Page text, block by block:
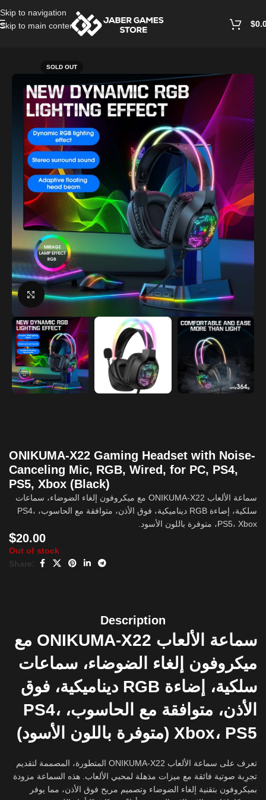
Skip to navigation
Skip to main content
$
SOLD OUT
Click to enlarge
ONIKUMA-X22 Gaming Headset with Noise-
Canceling Mic, RGB, Wired, for PC, PS4,
PS5, Xbox (Black)
سماعة الألعاب ONIKUMA-X22 مع ميكروفون إلغاء الضوضاء، سماعات
سلكية، إضاءة RGB ديناميكية، فوق الأذن، متوافقة مع الحاسوب، PS4،
PS5، Xbox، متوفرة باللون الأسود.
$20.00
Out of stock
Share:
Description
سماعة الألعاب ONIKUMA-X22 مع
ميكروفون إلغاء الضوضاء، سماعات
سلكية، إضاءة RGB ديناميكية، فوق
الأذن، متوافقة مع الحاسوب، PS4،
Xbox، PS5 (متوفرة باللون الأسود)
تعرف على سماعة الألعاب ONIKUMA-X22 المتطورة، المصممة لتقديم
تجرِبة صوتية فائقة مع ميزات مذهلة لمحبي الألعاب. هذه السماعة مزودة
بميكروفون بتقنية إلغاء الضوضاء وتصميم مريح فوق الأذن، مما يوفر